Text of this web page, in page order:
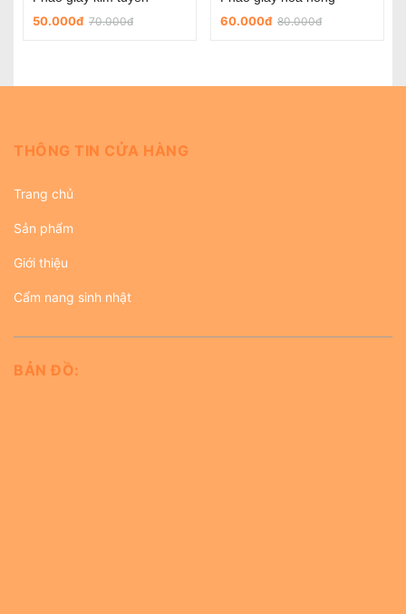
5.000đ
45.000đ
THÔNG TIN CỬA HÀNG
Trang chủ
Sản phẩm
Giới thiệu
Cẩm nang sinh nhật
BẢN ĐỒ: